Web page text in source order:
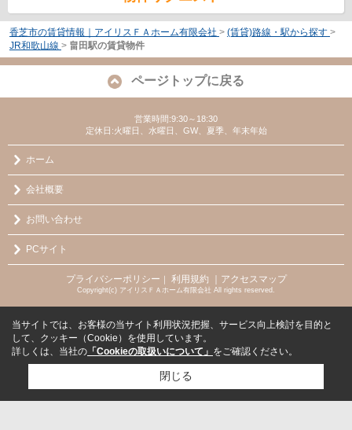
香芝市の賃貸情報｜アイリスＦＡホーム有限会社 > (賃貸)路線・駅から探す >
JR和歌山線 > 畠田駅の賃貸物件
ページトップに戻る
営業時間:9:30～18:30
定休日:火曜日、水曜日、GW、夏季、年末年始
ホーム
会社概要
お問い合わせ
PCサイト
プライバシーポリシー ｜ 利用規約 ｜アクセスマップ
Copyright(c) アイリスＦＡホーム有限会社 All rights reserved.
当サイトでは、お客様の当サイト利用状況把握、サービス向上検討を目的と
して、クッキー（Cookie）を使用しています。
詳しくは、当社の 「Cookieの取扱いについて」 をご確認ください。
閉じる